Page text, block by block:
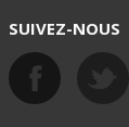
SUIVEZ-NOUS